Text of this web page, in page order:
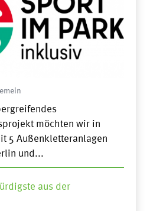
möchten wir in
5 Außenkletteranlagen
und...
aus der